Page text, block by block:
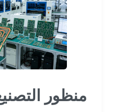
منظور